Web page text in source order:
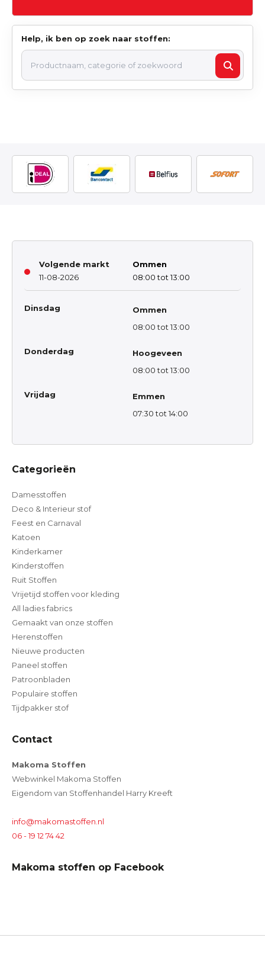
Help, ik ben op zoek naar stoffen:
Volgende markt
11-08-2026
Ommen
08:00 tot 13:00
Dinsdag
Ommen
08:00 tot 13:00
Donderdag
Hoogeveen
08:00 tot 13:00
Vrijdag
Emmen
07:30 tot 14:00
Categorieën
Damesstoffen
Deco & Interieur stof
Feest en Carnaval
Katoen
Kinderkamer
Kinderstoffen
Ruit Stoffen
Vrijetijd stoffen voor kleding
All ladies fabrics
Gemaakt van onze stoffen
Herenstoffen
Nieuwe producten
Paneel stoffen
Patroonbladen
Populaire stoffen
Tijdpakker stof
Contact
Makoma Stoffen
Webwinkel Makoma Stoffen
Eigendom van Stoffenhandel Harry Kreeft
info@makomastoffen.nl
06 - 19 12 74 42
Makoma stoffen op Facebook